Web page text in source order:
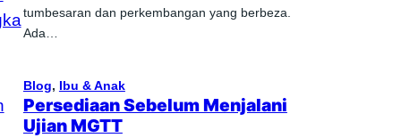
tumbesaran dan perkembangan yang berbeza.
Ada…
Blog, Ibu & Anak
Persediaan Sebelum Menjalani
Ujian MGTT